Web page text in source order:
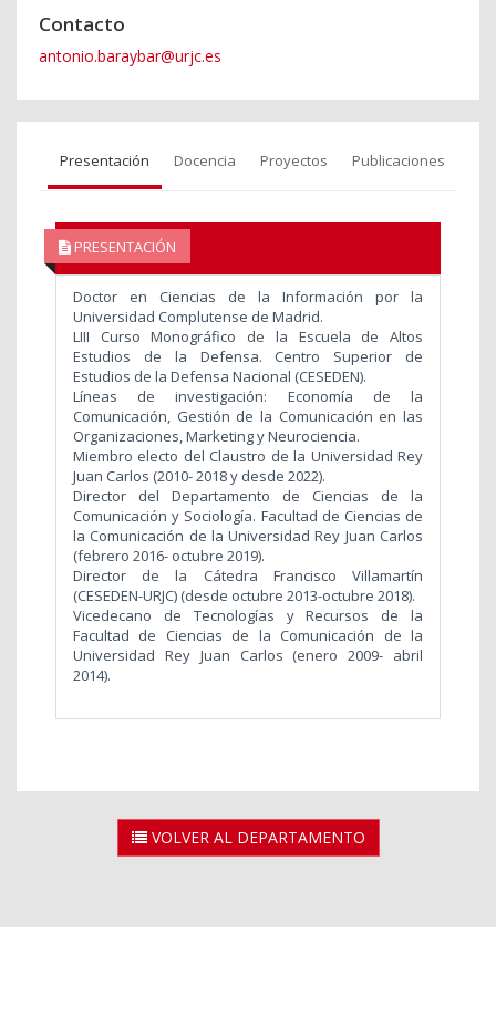
Contacto
antonio.baraybar@urjc.es
Presentación Docencia Proyectos Publicaciones
PRESENTACIÓN
Doctor en Ciencias de la Información por la
Universidad Complutense de Madrid.
LIII Curso Monográfico de la Escuela de Altos
Estudios de la Defensa. Centro Superior de
Estudios de la Defensa Nacional (CESEDEN).
Líneas de investigación: Economía de la
Comunicación, Gestión de la Comunicación en las
Organizaciones, Marketing y Neurociencia.
Miembro electo del Claustro de la Universidad Rey
Juan Carlos (2010- 2018 y desde 2022).
Director del Departamento de Ciencias de la
Comunicación y Sociología. Facultad de Ciencias de
la Comunicación de la Universidad Rey Juan Carlos
(febrero 2016- octubre 2019).
Director de la Cátedra Francisco Villamartín
(CESEDEN-URJC) (desde octubre 2013-octubre 2018).
Vicedecano de Tecnologías y Recursos de la
Facultad de Ciencias de la Comunicación de la
Universidad Rey Juan Carlos (enero 2009- abril
2014).
VOLVER AL DEPARTAMENTO